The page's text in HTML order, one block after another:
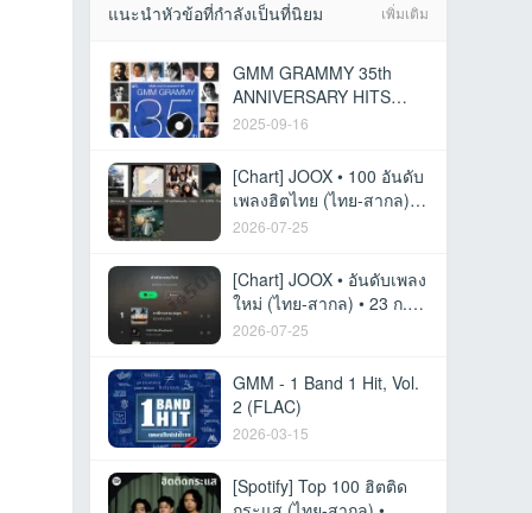
แนะนำหัวข้อที่กำลังเป็นที่นิยม เพิ่มเติม
GMM GRAMMY 35th
ANNIVERSARY HITS
VOL.1
2025-09-16
[Chart] JOOX • 100 อันดับ
เพลงฮิตไทย (ไทย-สากล) •
23 ก.ค. 69 [320 kbps]
2026-07-25
[Chart] JOOX • อันดับเพลง
ใหม่ (ไทย-สากล) • 23 ก.ค.
69 [320 kbps]
2026-07-25
GMM - 1 Band 1 Hit, Vol.
2 (FLAC)
2026-03-15
[Spotify] Top 100 ฮิตติด